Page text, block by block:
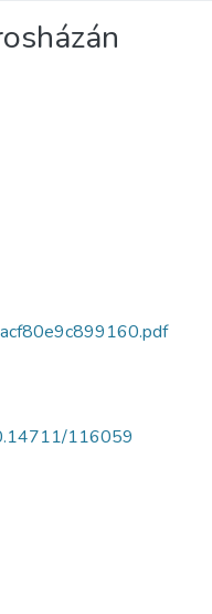
116059